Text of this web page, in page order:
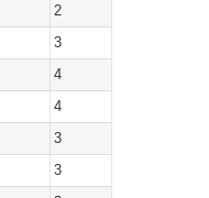
2
3
4
4
3
3